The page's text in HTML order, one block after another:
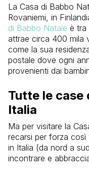
La Casa di Babbo
Rovaniemi, in
di Babbo Natale è tra
attrae circa 400 mila
come la sua
postale dove ogni
provenienti dai
Tutte le case
Italia
Ma per visitare la
recarsi per forza
in Italia (da nord a
incontrare e